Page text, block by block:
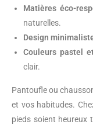
Matières éco-
naturelles.
Design
Couleurs pastel
clair.
Pantoufle ou
et vos habitudes.
pieds soient heureux